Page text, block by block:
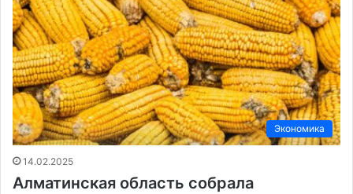
Экономика
14.02.2025
Алматинская область собрала